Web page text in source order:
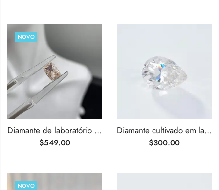
NOVO
Diamante de laboratório rosa intenso de 1,01 ct com lapidação almofada
$549.00
Diamante cultivado em laboratório com lapidação pera E VS1 de 1,01 ct
$300.00
NOVO